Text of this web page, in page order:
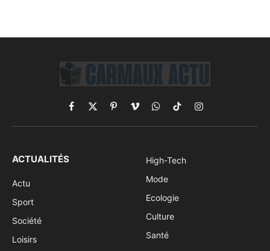
Facebook
X
(Twitter)
PinterestVimeoWhatsApp
TikTokInstagram
ACTUALITÉS
Actu
Sport
Société
Loisirs
High-Tech
Mode
Ecologie
Culture
Santé